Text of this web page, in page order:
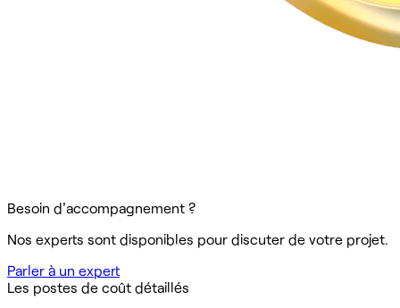
Besoin d'accompagnement ?
Nos experts sont disponibles pour discuter de votre projet.
Parler à un expert
Les postes de coût détaillés